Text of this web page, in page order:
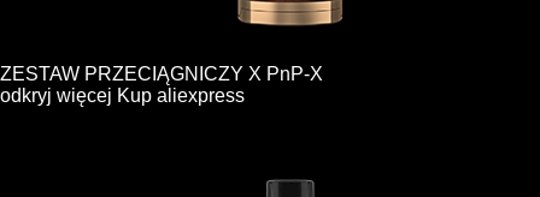
ZESTAW PRZECIĄGNICZY X PnP-X
odkryj więcej Kup aliexpress